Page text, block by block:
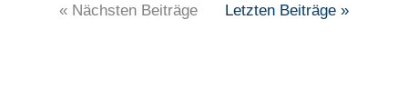
« Nächsten Beiträge Letzten Beiträge »